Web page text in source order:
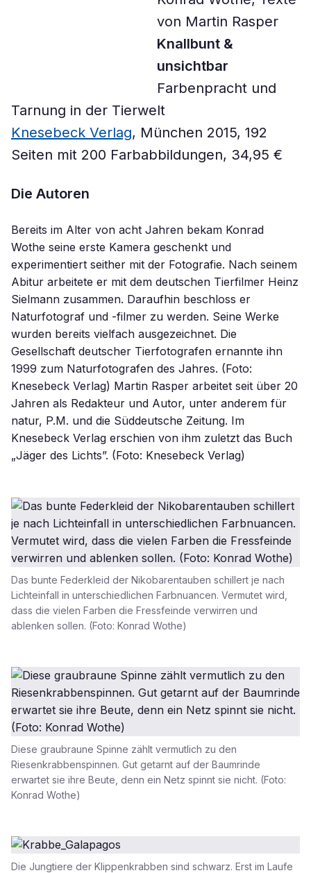
von Martin Rasper
Knallbunt &
unsichtbar
Farbenpracht und
Tarnung in der Tierwelt
Knesebeck Verlag, München 2015, 192
Seiten mit 200 Farbabbildungen, 34,95 €
Die Autoren
Bereits im Alter von acht Jahren bekam Konrad
Wothe seine erste Kamera geschenkt und
experimentiert seither mit der Fotografie. Nach seinem
Abitur arbeitete er mit dem deutschen Tierfilmer Heinz
Sielmann zusammen. Daraufhin beschloss er
Naturfotograf und -filmer zu werden. Seine Werke
wurden bereits vielfach ausgezeichnet. Die
Gesellschaft deutscher Tierfotografen ernannte ihn
1999 zum Naturfotografen des Jahres. (Foto:
Knesebeck Verlag) Martin Rasper arbeitet seit über 20
Jahren als Redakteur und Autor, unter anderem für
natur, P.M. und die Süddeutsche Zeitung. Im
Knesebeck Verlag erschien von ihm zuletzt das Buch
„Jäger des Lichts”. (Foto: Knesebeck Verlag)
Das bunte Federkleid der Nikobarentauben schillert je nach
Lichteinfall in unterschiedlichen Farbnuancen. Vermutet wird,
dass die vielen Farben die Fressfeinde verwirren und
ablenken sollen. (Foto: Konrad Wothe)
Diese graubraune Spinne zählt vermutlich zu den
Riesenkrabbenspinnen. Gut getarnt auf der Baumrinde
erwartet sie ihre Beute, denn ein Netz spinnt sie nicht. (Foto:
Konrad Wothe)
Die Jungtiere der Klippenkrabben sind schwarz. Erst im Laufe